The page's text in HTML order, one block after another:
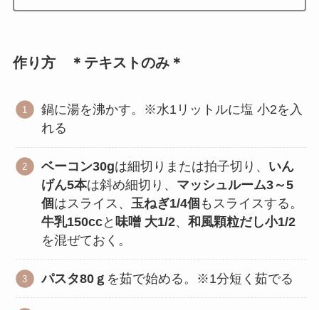
作り方 ＊テキストのみ＊
鍋に湯を沸かす。※水1リットルに塩 小2を入
れる
ベーコン30gは細切りまたは拍子切り、 いん
げん5本は斜め細切り、 マッシュルーム3～5
個 はスライス、 玉ねぎ1/4個 もスライスする。
牛乳150ccと 味噌 大1/2、和風顆粒だし小1/2
を混ぜておく。
パスタ80ｇ を茹で始める。※1分短く茹でる